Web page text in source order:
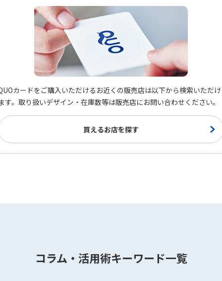
カードをご購入いただけるお近くの販売店は以下から検索いただけ
す。取り扱いデザイン・在庫数等は販売店にお問い合わせください。
買えるお店を探す
コラム・活用術キーワード一覧